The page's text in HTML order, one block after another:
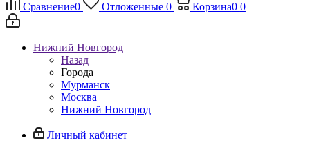
Сравнение0 Отложенные 0 Корзина0 0
Нижний Новгород
Назад
Города
Мурманск
Москва
Нижний Новгород
Личный кабинет